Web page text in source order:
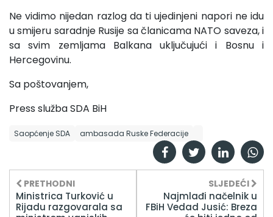
Ne vidimo nijedan razlog da ti ujedinjeni napori ne idu
u smijeru saradnje Rusije sa članicama NATO saveza, i
sa svim zemljama Balkana uključujući i Bosnu i
Hercegovinu.
Sa poštovanjem,
Press služba SDA BiH
Saopćenje SDA ambasada Ruske Federacije
PRETHODNI
Ministrica Turković u
Rijadu razgovarala sa
SLJEDEĆI
Najmlađi načelnik u
FBiH Vedad Jusić: Breza